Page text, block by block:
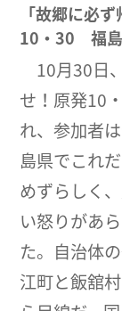
「故郷に必
10・30 福
10月30日
せ！原発10
れ、参加者
島県でこれ
めずらしく
い怒りがあ
た。自治体
江町と飯舘